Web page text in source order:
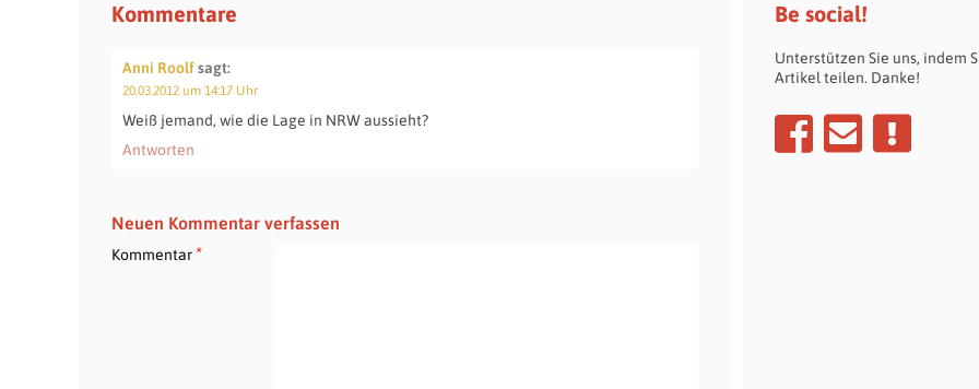
Kommentare
Anni Roolfsagt:
20.03.2012 um 14:17 Uhr
Weiß jemand, wie die Lage in NRW aussieht?
Antworten
Neuen Kommentar verfassen
Kommentar*
Be social!
Unterstützen Sie uns, indem
Artikel teilen. Danke!